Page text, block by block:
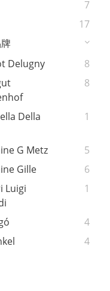
7
17
Delugny
8
8
Della
1
G Metz
5
Gille
6
Luigi
1
4
4